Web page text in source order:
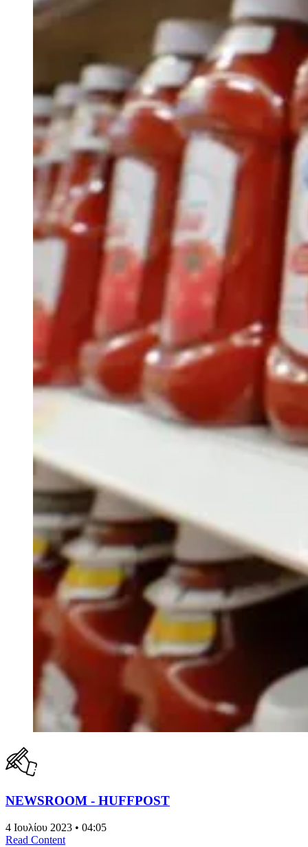
NEWSROOM - HUFFPOST
4 Ιουλίου 2023 • 04:05
Read Content